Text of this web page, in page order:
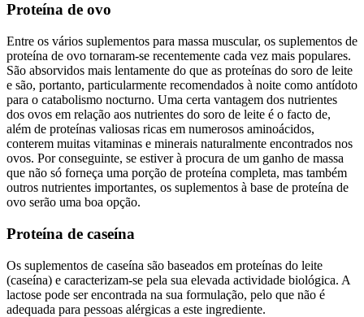
Proteína de ovo
Entre os vários suplementos para massa muscular, os suplementos de
proteína de ovo tornaram-se recentemente cada vez mais populares.
São absorvidos mais lentamente do que as proteínas do soro de leite
e são, portanto, particularmente recomendados à noite como antídoto
para o catabolismo nocturno. Uma certa vantagem dos nutrientes
dos ovos em relação aos nutrientes do soro de leite é o facto de,
além de proteínas valiosas ricas em numerosos aminoácidos,
conterem muitas vitaminas e minerais naturalmente encontrados nos
ovos. Por conseguinte, se estiver à procura de um ganho de massa
que não só forneça uma porção de proteína completa, mas também
outros nutrientes importantes, os suplementos à base de proteína de
ovo serão uma boa opção.
Proteína de caseína
Os suplementos de caseína são baseados em proteínas do leite
(caseína) e caracterizam-se pela sua elevada actividade biológica. A
lactose pode ser encontrada na sua formulação, pelo que não é
adequada para pessoas alérgicas a este ingrediente.